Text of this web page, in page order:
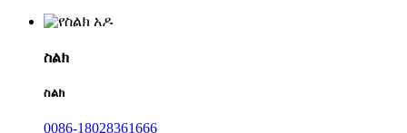
ስልክ
ስልክ
0086-18028361666